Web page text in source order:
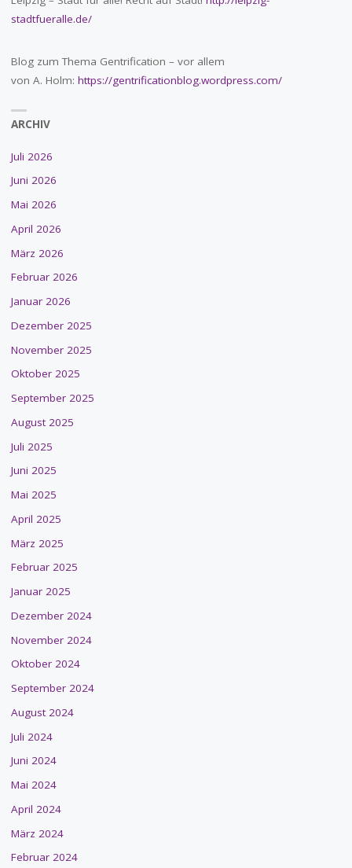
stadtfueralle.de/
Blog zum Thema Gentrification – vor allem
von A. Holm: https://gentrificationblog.wordpress.com/
ARCHIV
Juli 2026
Juni 2026
Mai 2026
April 2026
März 2026
Februar 2026
Januar 2026
Dezember 2025
November 2025
Oktober 2025
September 2025
August 2025
Juli 2025
Juni 2025
Mai 2025
April 2025
März 2025
Februar 2025
Januar 2025
Dezember 2024
November 2024
Oktober 2024
September 2024
August 2024
Juli 2024
Juni 2024
Mai 2024
April 2024
März 2024
Februar 2024